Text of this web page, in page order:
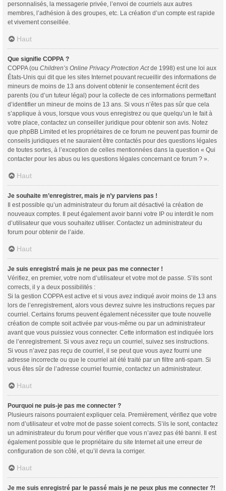
personnalisés, la messagerie privée, l’envoi de courriels aux autres
membres, l’adhésion à des groupes, etc. La création d’un compte est rapide
et vivement conseillée.
Haut
Que signifie COPPA ?
COPPA (ou Children’s Online Privacy Protection Actde 1998) est une loi aux
États-Unis qui dit que les sites Internet pouvant recueillir des informations de
mineurs de moins de 13 ans doivent obtenir le consentement écrit des
parents (ou d’un tuteur légal) pour la collecte de ces informations permettant
d’identifier un mineur de moins de 13 ans. Si vous n’êtes pas sûr que cela
s’applique à vous, lorsque vous vous enregistrez ou que quelqu’un le fait à
votre place, contactez un conseiller juridique pour obtenir son avis. Notez
que phpBB Limited et les propriétaires de ce forum ne peuvent pas fournir de
conseils juridiques et ne sauraient être contactés pour des questions légales
de toutes sortes, à l’exception de celles mentionnées dans la question « Qui
contacter pour les abus ou les questions légales concernant ce forum ? ».
Haut
Je souhaite m’enregistrer, mais je n’y parviens pas !
Il est possible qu’un administrateur du forum ait désactivé la création de
nouveaux comptes. Il peut également avoir banni votre IP ou interdit le nom
d’utilisateur que vous souhaitez utiliser. Contactez un administrateur du
forum pour obtenir de l’aide.
Haut
Je suis enregistré mais je ne peux pas me connecter !
Vérifiez, en premier, votre nom d’utilisateur et votre mot de passe. S’ils sont
corrects, il y a deux possibilités :
Si la gestion COPPA est active et si vous avez indiqué avoir moins de 13 ans
lors de l’enregistrement, alors vous devrez suivre les instructions reçues par
courriel. Certains forums peuvent également nécessiter que toute nouvelle
création de compte soit activée par vous-même ou par un administrateur
avant que vous puissiez vous connecter. Cette information est indiquée lors
de l’enregistrement. Si vous avez reçu un courriel, suivez ses instructions.
Si vous n’avez pas reçu de courriel, il se peut que vous ayez fourni une
adresse incorrecte ou que le courriel ait été traité par un filtre anti-spam. Si
vous êtes sûr de l’adresse courriel fournie, contactez un administrateur.
Haut
Pourquoi ne puis-je pas me connecter ?
Plusieurs raisons pourraient expliquer cela. Premièrement, vérifiez que votre
nom d’utilisateur et votre mot de passe soient corrects. S’ils le sont, contactez
un administrateur du forum pour vérifier que vous n’avez pas été banni. Il est
également possible que le propriétaire du site Internet ait une erreur de
configuration de son côté, et qu’il devra la corriger.
Haut
Je me suis enregistré par le passé mais je ne peux plus me connecter ?!